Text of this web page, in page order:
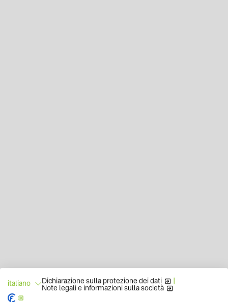
italiano Dichiarazione sulla protezione dei dati |
Note legali e informazioni sulla società